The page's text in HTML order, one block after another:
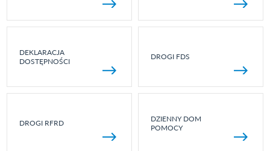
DEKLARACJA
DOSTĘPNOŚCI
DROGI FDS
DROGI RFRD
DZIENNY DOM
POMOCY